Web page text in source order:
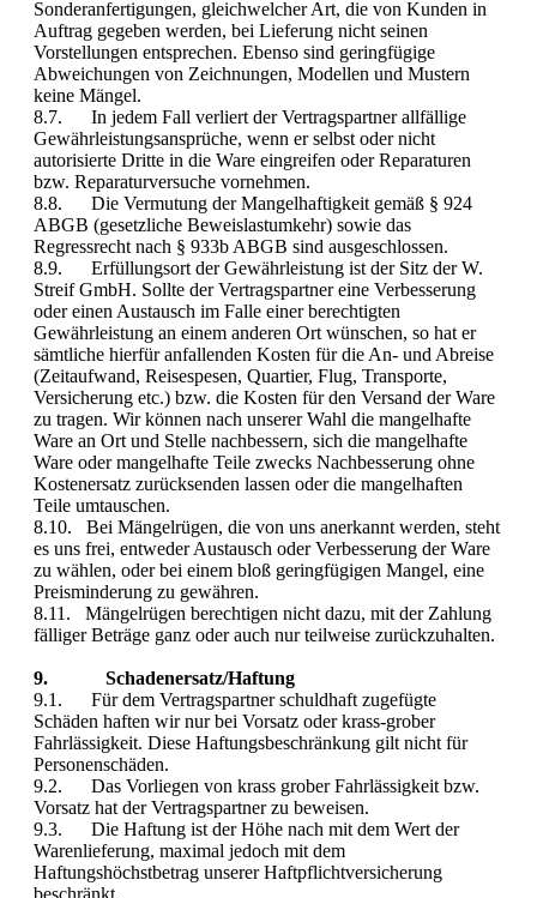
Sonderanfertigungen, gleichwelcher Art, die von Kunden in
Auftrag gegeben werden, bei Lieferung nicht seinen
Vorstellungen entsprechen. Ebenso sind geringfügige
Abweichungen von Zeichnungen, Modellen und Mustern
keine Mängel.
8.7. In jedem Fall verliert der Vertragspartner allfällige
Gewährleistungsansprüche, wenn er selbst oder nicht
autorisierte Dritte in die Ware eingreifen oder Reparaturen
bzw. Reparaturversuche vornehmen.
8.8. Die Vermutung der Mangelhaftigkeit gemäß § 924
ABGB (gesetzliche Beweislastumkehr) sowie das
Regressrecht nach § 933b ABGB sind ausgeschlossen.
8.9. Erfüllungsort der Gewährleistung ist der Sitz der W.
Streif GmbH. Sollte der Vertragspartner eine Verbesserung
oder einen Austausch im Falle einer berechtigten
Gewährleistung an einem anderen Ort wünschen, so hat er
sämtliche hierfür anfallenden Kosten für die An- und Abreise
(Zeitaufwand, Reisespesen, Quartier, Flug, Transporte,
Versicherung etc.) bzw. die Kosten für den Versand der Ware
zu tragen. Wir können nach unserer Wahl die mangelhafte
Ware an Ort und Stelle nachbessern, sich die mangelhafte
Ware oder mangelhafte Teile zwecks Nachbesserung ohne
Kostenersatz zurücksenden lassen oder die mangelhaften
Teile umtauschen.
8.10. Bei Mängelrügen, die von uns anerkannt werden, steht
es uns frei, entweder Austausch oder Verbesserung der Ware
zu wählen, oder bei einem bloß geringfügigen Mangel, eine
Preisminderung zu gewähren.
8.11. Mängelrügen berechtigen nicht dazu, mit der Zahlung
fälliger Beträge ganz oder auch nur teilweise zurückzuhalten.
9. Schadenersatz/Haftung
9.1. Für dem Vertragspartner schuldhaft zugefügte
Schäden haften wir nur bei Vorsatz oder krass-grober
Fahrlässigkeit. Diese Haftungsbeschränkung gilt nicht für
Personenschäden.
9.2. Das Vorliegen von krass grober Fahrlässigkeit bzw.
Vorsatz hat der Vertragspartner zu beweisen.
9.3. Die Haftung ist der Höhe nach mit dem Wert der
Warenlieferung, maximal jedoch mit dem
Haftungshöchstbetrag unserer Haftpflichtversicherung
beschränkt.